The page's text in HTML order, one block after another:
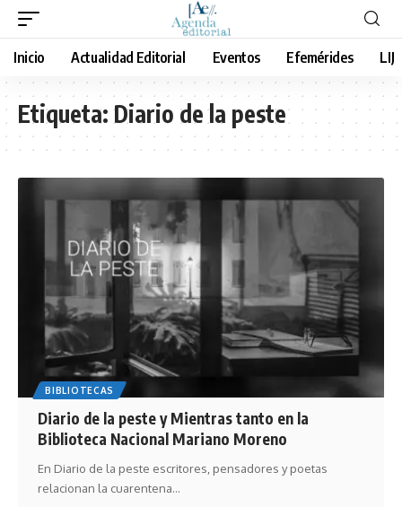
Inicio Actualidad Editorial Eventos Efemérides LIJ
Etiqueta:Diario de la peste
BIBLIOTECAS
Diario de la peste y Mientras tanto en la
Biblioteca Nacional Mariano Moreno
En Diario de la peste escritores, pensadores y poetas
relacionan la cuarentena…